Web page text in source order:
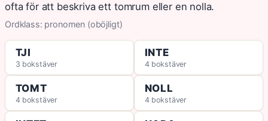
ofta för att beskriva ett tomrum eller en nolla.
Ordklass: pronomen (oböjligt)
TJI
3 bokstäver
INTE
4 bokstäver
TOMT
4 bokstäver
NOLL
4 bokstäver